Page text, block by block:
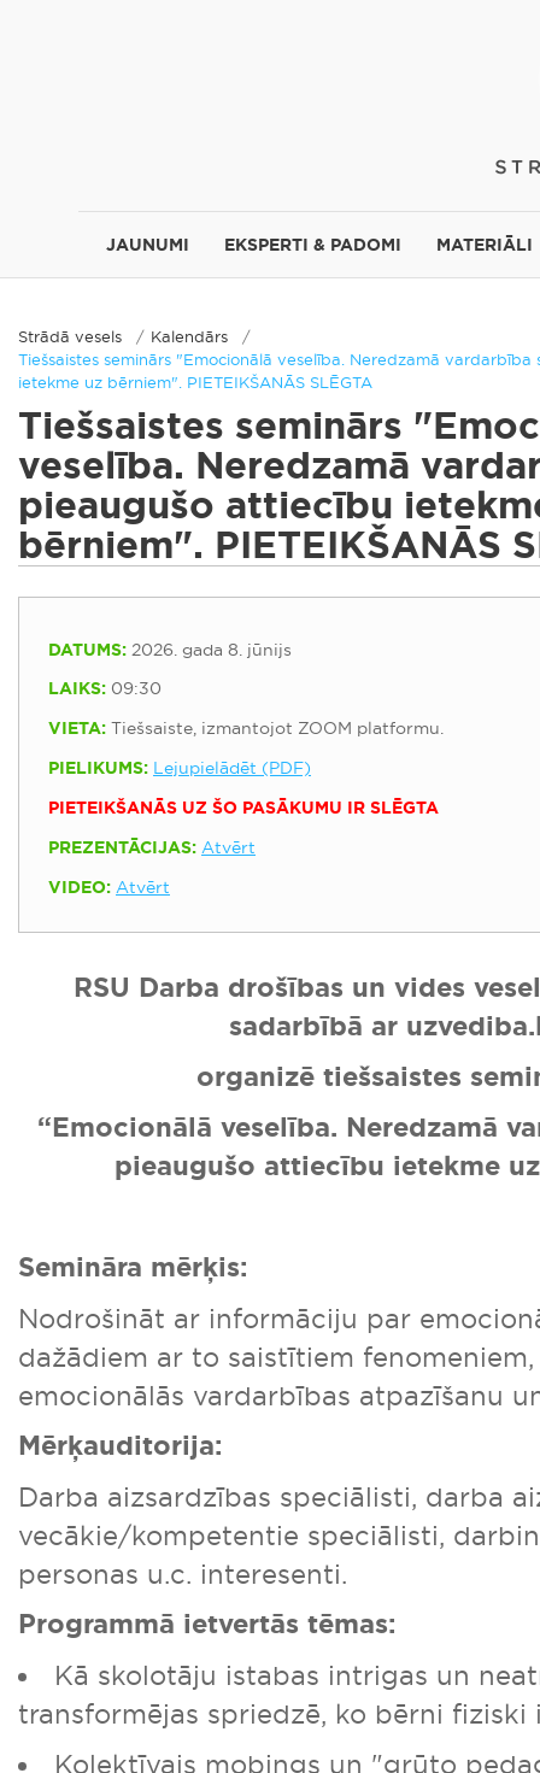
JAUNUMI EKSPERTI & PADOMI MATERIĀLI
Strādā vesels
Kalendārs
Tiešsaistes seminārs "Emocionālā veselība. Neredzamā
ietekme uz bērniem". PIETEIKŠANĀS SLĒGTA
Tiešsaistes seminārs
veselība. Neredzamā
pieaugušo attiecību
bērniem". PIETEIKŠANĀS
DATUMS: 2026. gada 8. jūnijs
LAIKS: 09:30
VIETA: Tiešsaiste, izmantojot ZOOM platformu.
PIELIKUMS: Lejupielādēt (PDF)
PIETEIKŠANĀS UZ ŠO PASĀKUMU IR SLĒGTA
PREZENTĀCIJAS: Atvērt
VIDEO: Atvērt
RSU Darba drošības un vides
sadarbībā ar
organizē tiešsaistes
“Emocionālā veselība. Neredzamā
pieaugušo attiecību ietekme
Semināra mērķis:
Nodrošināt ar informāciju par
dažādiem ar to saistītiem
emocionālās vardarbības atpazīšanu
Mērķauditorija:
Darba aizsardzības speciālisti, darba
vecākie/kompetentie speciālisti,
personas u.c. interesenti.
Programmā ietvertās tēmas:
Kā skolotāju istabas intrigas un
transformējas spriedzē, ko bērni fiziski
Kolektīvais mobings un "grūto